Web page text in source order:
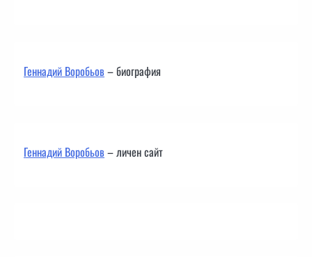
Геннадий Воробьов– биография
Геннадий Воробьов– личен сайт